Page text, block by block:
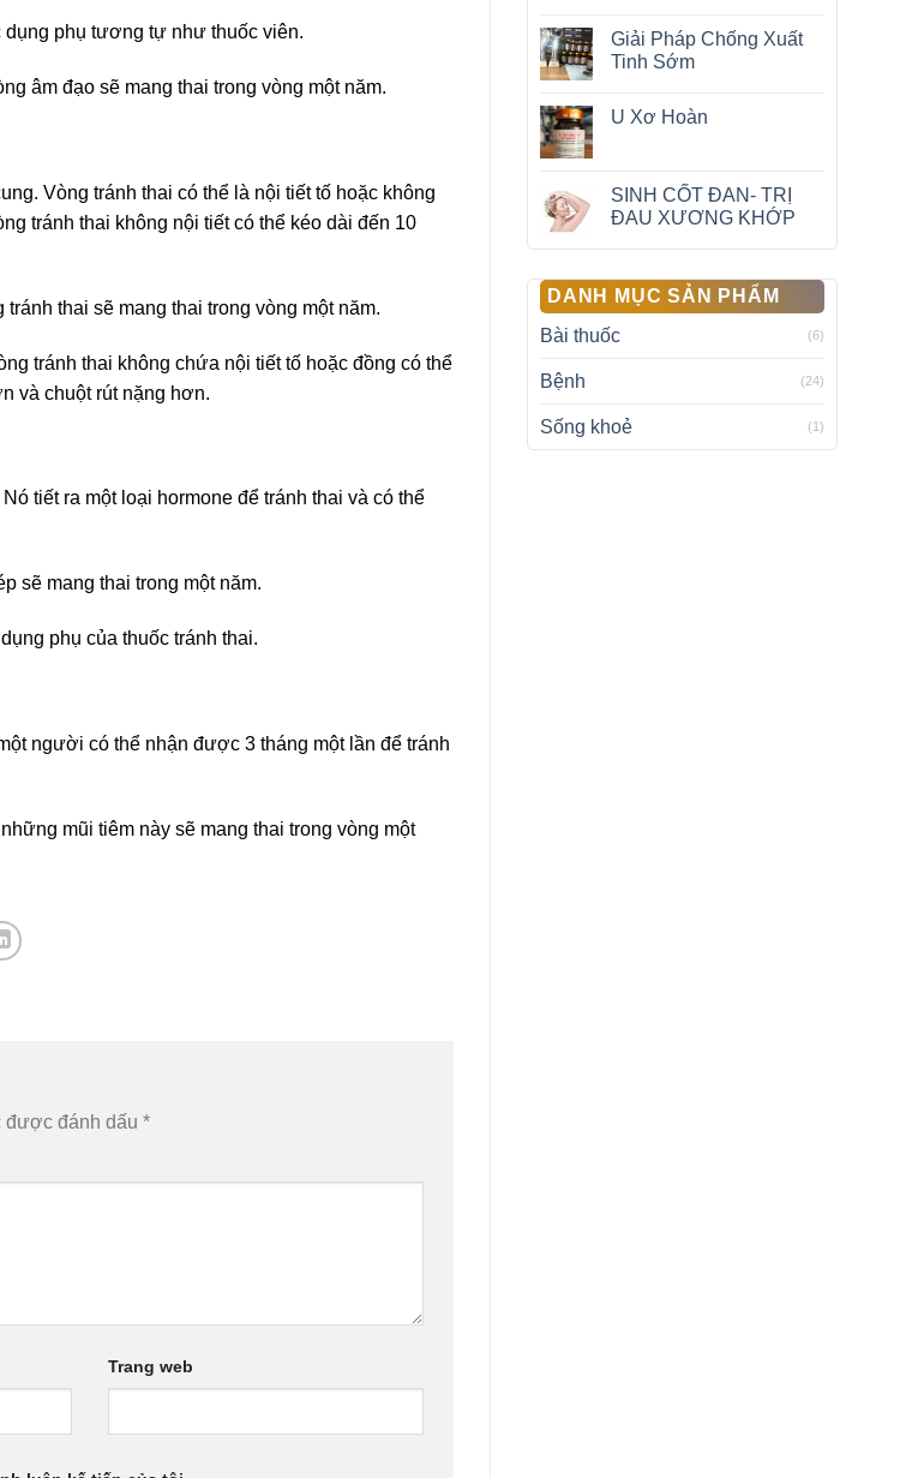
dụng phụ tương tự như thuốc viên.
âm đạo sẽ mang thai trong vòng một năm.
Vòng tránh thai có thể là nội tiết tố hoặc không
tránh thai không nội tiết có thể kéo dài đến 10
thai sẽ mang thai trong vòng một năm.
tránh thai không chứa nội tiết tố hoặc đồng có thể
và chuột rút nặng hơn.
tiết ra một loại hormone để tránh thai và có thể
sẽ mang thai trong một năm.
phụ của thuốc tránh thai.
người có thể nhận được 3 tháng một lần để tránh
mũi tiêm này sẽ mang thai trong vòng một
được đánh dấu *
Trang web
Giải Pháp Chống Xuất
Tinh Sớm
U Xơ Hoàn
SINH CỐT ĐAN- TRỊ
ĐAU XƯƠNG KHỚP
DANH MỤC SẢN PHẨM
Bài thuốc
(6)
Bệnh (24)
Sống khoẻ (1)